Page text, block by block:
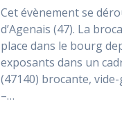
Cet évènement se
d’Agenais (47). La
place dans le bourg
exposants dans un
(47140) brocante,
–…